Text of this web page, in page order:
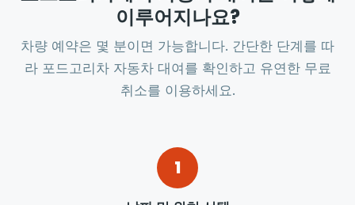
이루어지나요?
차량 예약은 몇 분이면 가능합니다. 간단한 단계를 따
라 포드고리차 자동차 대여를 확인하고 유연한 무료
취소를 이용하세요.
1